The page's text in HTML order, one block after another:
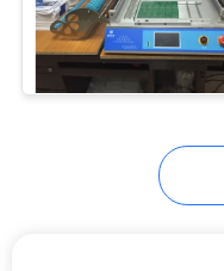
Phụ